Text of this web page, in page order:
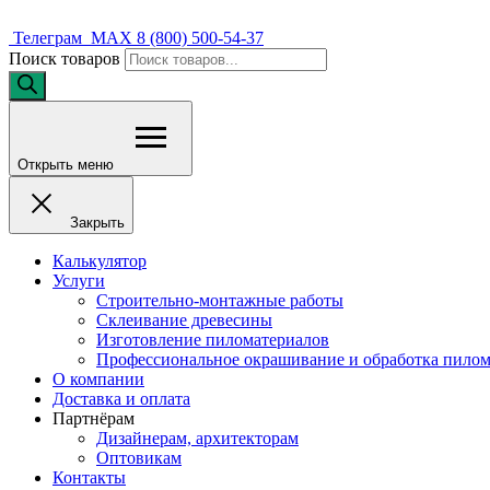
Телеграм MAX 8 (800) 500-54-37
Поиск товаров
Открыть меню
Закрыть
Калькулятор
Услуги
Строительно-монтажные работы
Склеивание древесины
Изготовление пиломатериалов
Профессиональное окрашивание и обработка
О компании
Доставка и оплата
Партнёрам
Дизайнерам, архитекторам
Оптовикам
Контакты